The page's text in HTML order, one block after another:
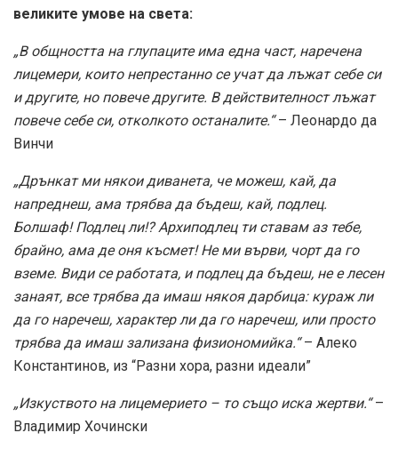
великите умове на света:
„В общността на глупаците има една част, наречена
лицемери, които непрестанно се учат да лъжат себе си
и другите, но повече другите. В действителност лъжат
повече себе си, отколкото останалите.“– Леонардо да
Винчи
„Дрънкат ми някои диванета, че можеш, кай, да
напреднеш, ама трябва да бъдеш, кай, подлец.
Болшаф! Подлец ли!? Архиподлец ти ставам аз тебе,
брайно, ама де оня късмет! Не ми върви, чорт да го
вземе. Види се работата, и подлец да бъдеш, не е лесен
занаят, все трябва да имаш някоя дарбица: кураж ли
да го наречеш, характер ли да го наречеш, или просто
трябва да имаш зализана физиономийка.“– Алеко
Константинов, из “Разни хора, разни идеали”
„Изкуството на лицемерието – то също иска жертви.“–
Владимир Хочински